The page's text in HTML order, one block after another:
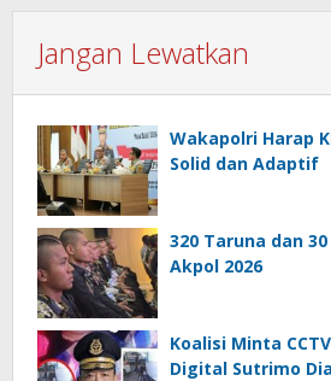
Jangan Lewatkan
Wakapolri Harap
Solid dan Adaptif
320 Taruna dan
Akpol 2026
Koalisi Minta
Digital Sutrimo